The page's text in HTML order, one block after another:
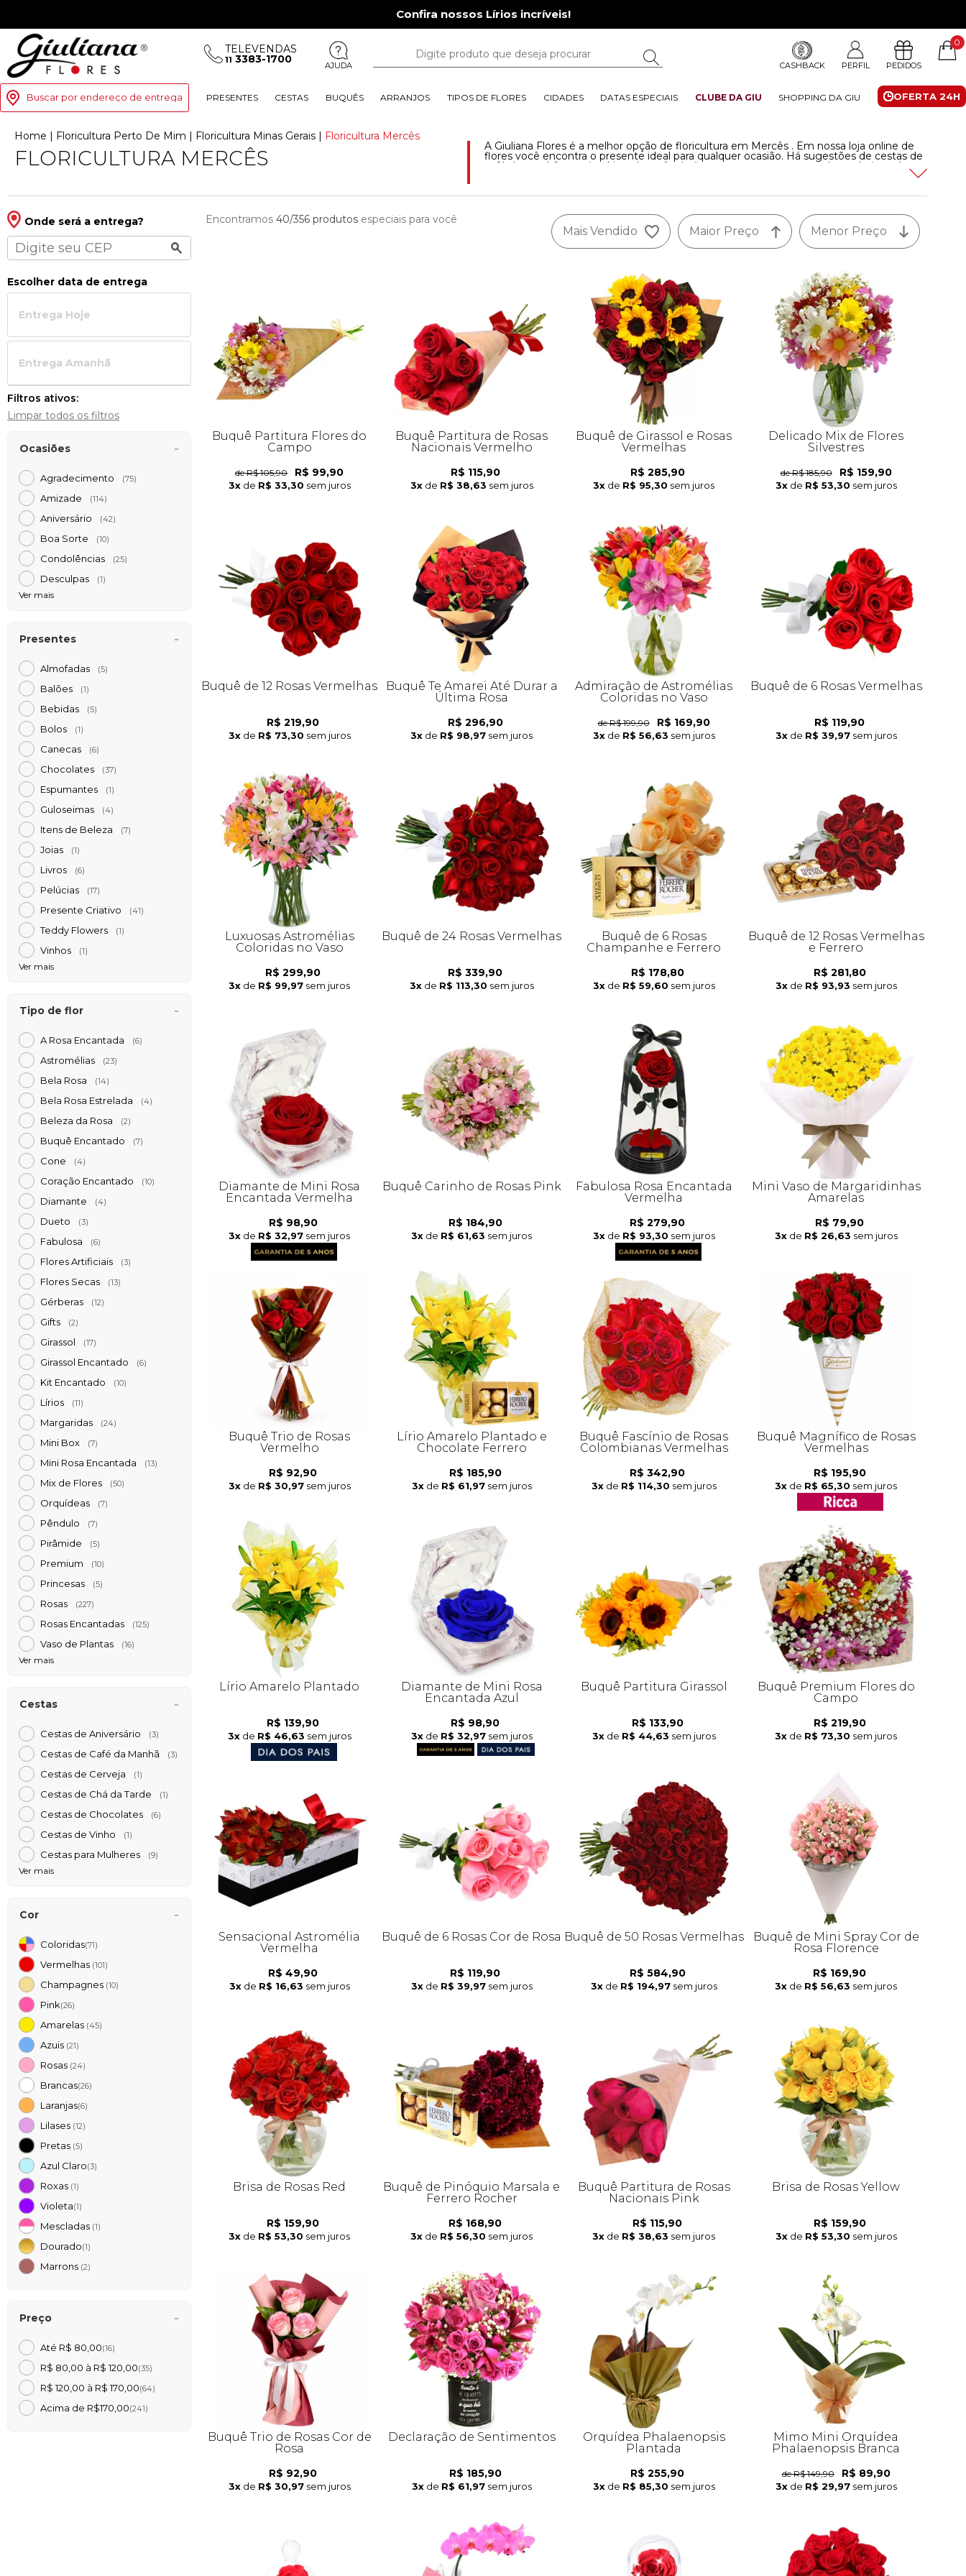
Confira nossos Lírios incríveis!
TELEVENDAS
11 3383-1700 AJUDA CASHBACK PERFIL PEDIDOS
0
Buscar por endereço de entrega OFERTA 24H
PRESENTES CESTAS BUQUÊS ARRANJOS TIPOS DE FLORES CIDADES DATAS ESPECIAIS CLUBE DA GIU SHOPPING DA GIU
Home | Floricultura Perto De Mim | Floricultura Minas Gerais | Floricultura Mercês
FLORICULTURA MERCÊS A Giuliana Flores é a melhor opção de floricultura em Mercês . Em nossa loja online de
flores você encontra o presente ideal para qualquer ocasião. Há sugestões de cestas de
café da manhã, arranjos, kits e buquês de flores com entrega em todos os bairros de
Onde será a entrega?
Escolher data de entrega
Entrega Hoje
Entrega Amanh
Filtros ativos:
Limpar todos os filtros
Ocasiões
Agradecimento (75)
Amizade (114)
Aniversário (42)
Boa Sorte (10)
Condolências (25)
Desculpas (1)
Ver mais
Presentes
Almofadas (5)
Balões (1)
Bebidas (5)
Bolos (1)
Canecas (6)
Chocolates (37)
Espumantes (1)
Guloseimas (4)
Itens de Beleza (7)
Joias (1)
Livros (6)
Pelúcias (17)
Presente Criativo (41)
Teddy Flowers (1)
Vinhos (1)
Ver mais
Tipo de flor
A Rosa Encantada (6)
Astromélias (23)
Bela Rosa (14)
Bela Rosa Estrelada (4)
Beleza da Rosa (2)
Buquê Encantado (7)
Cone (4)
Coração Encantado (10)
Diamante (4)
Dueto (3)
Fabulosa (6)
Flores Artificiais (3)
Flores Secas (13)
Gérberas (12)
Gifts (2)
Girassol (17)
Girassol Encantado (6)
Kit Encantado (10)
Lírios (11)
Margaridas (24)
Mini Box (7)
Mini Rosa Encantada (13)
Mix de Flores (50)
Orquídeas (7)
Pêndulo (7)
Pirâmide (5)
Premium (10)
Princesas (5)
Rosas (227)
Rosas Encantadas (125)
Vaso de Plantas (16)
Ver mais
Cestas
Cestas de Aniversário (3)
Cestas de Café da Manh (3)
Cestas de Cerveja (1)
Cestas de Chá da Tarde (1)
Cestas de Chocolates (6)
Cestas de Vinho (1)
Cestas para Mulheres (9)
Ver mais
Cor
Coloridas(71)
Vermelhas (101)
Champagnes (10)
Pink(26)
Amarelas (45)
Azuis (21)
Rosas (24)
Brancas(26)
Laranjas(6)
Lilases (12)
Pretas (5)
Azul Claro(3)
Roxas (1)
Violeta(1)
Mescladas (1)
Dourado(1)
Marrons (2)
Preço
Até R$ 80,00(16)
R$ 80,00 à R$ 120,00(35)
R$ 120,00 à R$ 170,00(64)
Acima de R$170,00(241)
Menor Preço
Maior Preço
Mais Vendido
Encontramos 40/356 produtos especiais para você
Buquê Partitura Flores do
Campo
de R$ 105,90 R$ 99,90
3x de R$ 33,30 sem juros
Buquê Partitura de Rosas
Nacionais Vermelho
R$ 115,90
3x de R$ 38,63 sem juros
Buquê de Girassol e Rosas
Vermelhas
R$ 285,90
3x de R$ 95,30 sem juros
Delicado Mix de Flores
Silvestres
de R$ 185,90 R$ 159,90
3x de R$ 53,30 sem juros
Buquê de 12 Rosas Vermelhas
R$ 219,90
3x de R$ 73,30 sem juros
Buquê Te Amarei Até Durar a
Última Rosa
R$ 296,90
3x de R$ 98,97 sem juros
Admiração de Astromélias
Coloridas no Vaso
de R$ 199,90 R$ 169,90
3x de R$ 56,63 sem juros
Buquê de 6 Rosas Vermelhas
R$ 119,90
3x de R$ 39,97 sem juros
Luxuosas Astromélias
Coloridas no Vaso
R$ 299,90
3x de R$ 99,97 sem juros
Buquê de 24 Rosas Vermelhas
R$ 339,90
3x de R$ 113,30 sem juros
Buquê de 6 Rosas
Champanhe e Ferrero
R$ 178,80
3x de R$ 59,60 sem juros
Buquê de 12 Rosas Vermelhas
e Ferrero
R$ 281,80
3x de R$ 93,93 sem juros
Diamante de Mini Rosa
Encantada Vermelha
R$ 98,90
3x de R$ 32,97 sem juros
Buquê Carinho de Rosas Pink
R$ 184,90
3x de R$ 61,63 sem juros
Fabulosa Rosa Encantada
Vermelha
R$ 279,90
3x de R$ 93,30 sem juros
Mini Vaso de Margaridinhas
Amarelas
R$ 79,90
3x de R$ 26,63 sem juros
Buquê Trio de Rosas
Vermelho
R$ 92,90
3x de R$ 30,97 sem juros
Lírio Amarelo Plantado e
Chocolate Ferrero
R$ 185,90
3x de R$ 61,97 sem juros
Buquê Fascínio de Rosas
Colombianas Vermelhas
R$ 342,90
3x de R$ 114,30 sem juros
Buquê Magnífico de Rosas
Vermelhas
R$ 195,90
3x de R$ 65,30 sem juros
Lírio Amarelo Plantado
R$ 139,90
3x de R$ 46,63 sem juros
Diamante de Mini Rosa
Encantada Azul
R$ 98,90
3x de R$ 32,97 sem juros
Buquê Partitura Girassol
R$ 133,90
3x de R$ 44,63 sem juros
Buquê Premium Flores do
Campo
R$ 219,90
3x de R$ 73,30 sem juros
Sensacional Astromélia
Vermelha
R$ 49,90
3x de R$ 16,63 sem juros
Buquê de 6 Rosas Cor de Rosa
R$ 119,90
3x de R$ 39,97 sem juros
Buquê de 50 Rosas Vermelhas
R$ 584,90
3x de R$ 194,97 sem juros
Buquê de Mini Spray Cor de
Rosa Florence
R$ 169,90
3x de R$ 56,63 sem juros
Brisa de Rosas Red
R$ 159,90
3x de R$ 53,30 sem juros
Buquê de Pinóquio Marsala e
Ferrero Rocher
R$ 168,90
3x de R$ 56,30 sem juros
Buquê Partitura de Rosas
Nacionais Pink
R$ 115,90
3x de R$ 38,63 sem juros
Brisa de Rosas Yellow
R$ 159,90
3x de R$ 53,30 sem juros
Buquê Trio de Rosas Cor de
Rosa
R$ 92,90
3x de R$ 30,97 sem juros
Declaração de Sentimentos
R$ 185,90
3x de R$ 61,97 sem juros
Orquídea Phalaenopsis
Plantada
R$ 255,90
3x de R$ 85,30 sem juros
Mimo Mini Orquídea
Phalaenopsis Branca
de R$ 149,90 R$ 89,90
3x de R$ 29,97 sem juros